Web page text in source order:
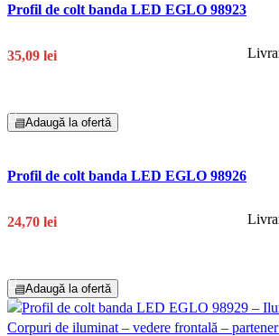
Profil de colt banda LED EGLO 98923
35,09 lei
▤Adaugă la ofertă
Profil de colt banda LED EGLO 98926
24,70 lei
▤Adaugă la ofertă